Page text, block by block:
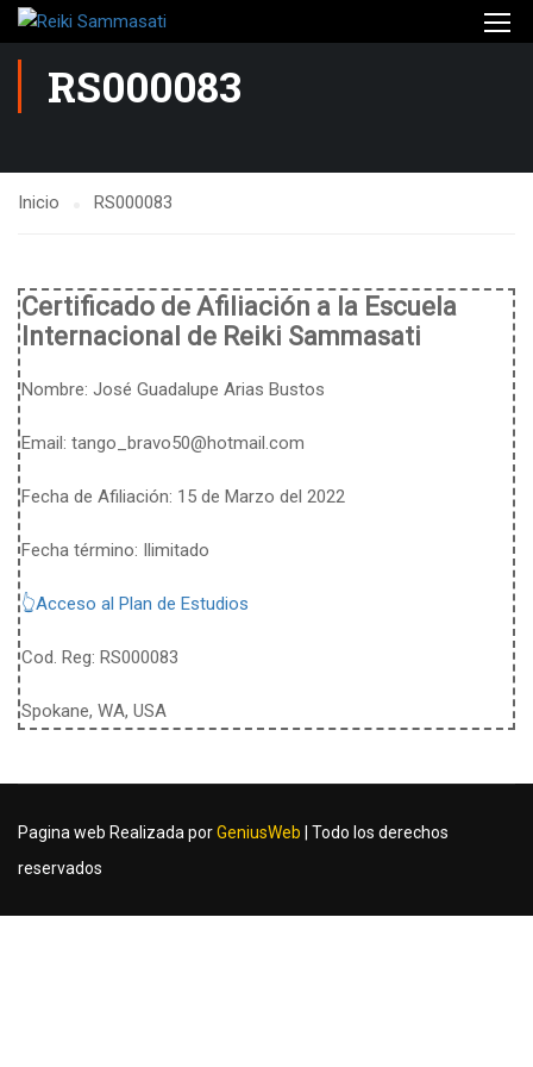
RS000083
Inicio RS000083
Certificado de Afiliación a la Escuela
Internacional de Reiki Sammasati
Nombre: José Guadalupe Arias Bustos
Email: tango_bravo50@hotmail.com
Fecha de Afiliación: 15 de Marzo del 2022
Fecha término: Ilimitado
👆Acceso al Plan de Estudios
Cod. Reg: RS000083
Spokane, WA, USA
Pagina web Realizada porGeniusWeb | Todo los derechos
reservados